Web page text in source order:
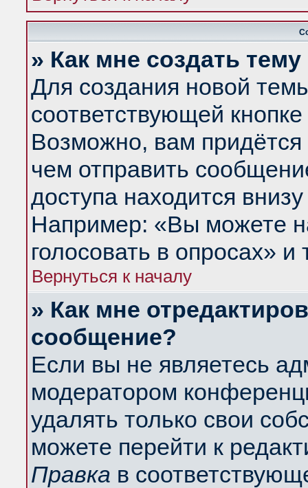
» Как мне создать
Для создания новой
соответствующей
Возможно, вам придётся
чем отправить
доступа находится
Например: «Вы можете
голосовать в опросах» и
Вернуться к началу
» Как мне
сообщение?
Если вы не являетесь
модератором
удалять только свои
можете перейти к
Правка в